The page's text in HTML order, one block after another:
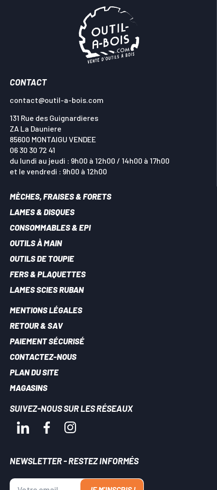
CONTACT
contact@outil-a-bois.com
131 Rue des Guignardieres
ZA La Dauniere
85600 MONTAIGU VENDEE
06 30 30 72 41
du lundi au jeudi : 9h00 à 12h00 / 14h00 à 17h00
et le vendredi : 9h00 à 12h00
MÈCHES, FRAISES & FORETS
LAMES & DISQUES
CONSOMMABLES & EPI
OUTILS À MAIN
OUTILS DE TOUPIE
FERS & PLAQUETTES
LAMES SCIES RUBAN
MENTIONS LÉGALES
RETOUR & SAV
PAIEMENT SÉCURISÉ
CONTACTEZ-NOUS
PLAN DU SITE
MAGASINS
SUIVEZ-NOUS SUR LES RÉSEAUX
NEWSLETTER - RESTEZ INFORMÉS